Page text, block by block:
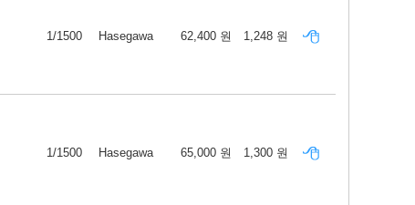
1/1500 Hasegawa 62,400 원 1,248 원
1/1500 Hasegawa 65,000 원 1,300 원